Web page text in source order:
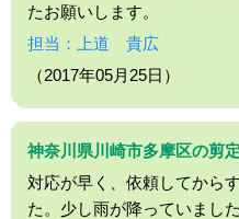
たお願いします。
担当：上道 貴広
（2017年05月25日）
神奈川県川崎市多摩区の剪
対応が早く、依頼してから
た。少し雨が降っていまし